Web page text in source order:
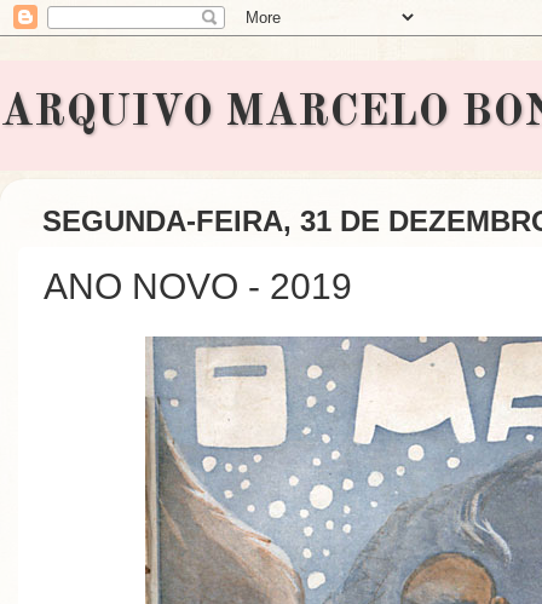
ARQUIVO MARCELO
SEGUNDA-FEIRA, 31 DE
ANO NOVO - 2019